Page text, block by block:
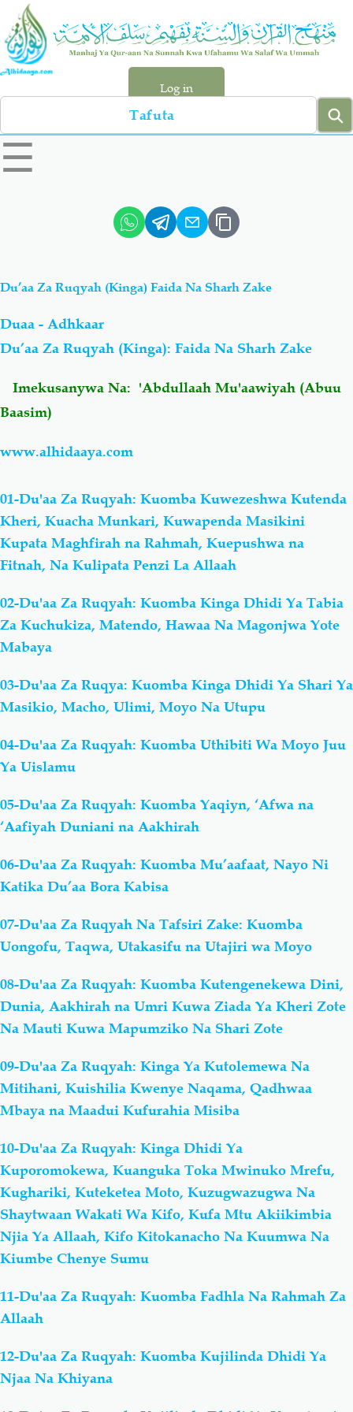
Skip
main
content
Log in
Search
left
sidebar
☰
Hadiyth
Shirki & Kufru Bid-'ah (Uzushi)
Salaf Wa Ummah Firaq-Makundi
Akhlaaq-Aadaab Raqaaiq
Chemsha Bongo Vitabu
Mapishi
Du’aa Za Ruqyah (Kinga) Faida Na Sharh Zake
Duaa - Adhkaar
Du’aa Za Ruqyah (Kinga): Faida Na Sharh Zake
Imekusanywa Na: 'Abdullaah Mu'aawiyah (Abuu
Baasim)
www.alhidaaya.com
01-Du'aa Za Ruqyah: Kuomba Kuwezeshwa Kutenda
Kheri, Kuacha Munkari, Kuwapenda Masikini
Kupata Maghfirah na Rahmah, Kuepushwa na
Fitnah, Na Kulipata Penzi La Allaah
02-Du'aa Za Ruqyah: Kuomba Kinga Dhidi Ya Tabia
Za Kuchukiza, Matendo, Hawaa Na Magonjwa Yote
Mabaya
03-Du'aa Za Ruqya: Kuomba Kinga Dhidi Ya Shari Ya
Masikio, Macho, Ulimi, Moyo Na Utupu
04-Du'aa Za Ruqyah: Kuomba Uthibiti Wa Moyo Juu
Ya Uislamu
05-Du'aa Za Ruqyah: Kuomba Yaqiyn, ‘Afwa na
‘Aafiyah Duniani na Aakhirah
06-Du'aa Za Ruqyah: Kuomba Mu’aafaat, Nayo Ni
Katika Du’aa Bora Kabisa
07-Du'aa Za Ruqyah Na Tafsiri Zake: Kuomba
Uongofu, Taqwa, Utakasifu na Utajiri wa Moyo
08-Du'aa Za Ruqyah: Kuomba Kutengenekewa Dini,
Dunia, Aakhirah na Umri Kuwa Ziada Ya Kheri Zote
Na Mauti Kuwa Mapumziko Na Shari Zote
09-Du'aa Za Ruqyah: Kinga Ya Kutolemewa Na
Mitihani, Kuishilia Kwenye Naqama, Qadhwaa
Mbaya na Maadui Kufurahia Misiba
10-Du'aa Za Ruqyah: Kinga Dhidi Ya
Kuporomokewa, Kuanguka Toka Mwinuko Mrefu,
Kughariki, Kuteketea Moto, Kuzugwazugwa Na
Shaytwaan Wakati Wa Kifo, Kufa Mtu Akiikimbia
Njia Ya Allaah, Kifo Kitokanacho Na Kuumwa Na
Kiumbe Chenye Sumu
11-Du'aa Za Ruqyah: Kuomba Fadhla Na Rahmah Za
Allaah
12-Du'aa Za Ruqyah: Kuomba Kujilinda Dhidi Ya
Njaa Na Khiyana